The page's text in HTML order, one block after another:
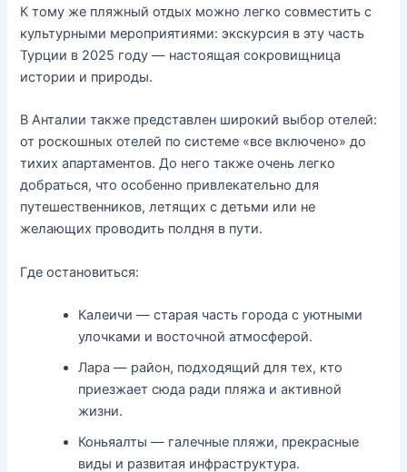
К тому же пляжный отдых можно легко совместить с
культурными мероприятиями: экскурсия в эту часть
Турции в 2025 году — настоящая сокровищница
истории и природы.
В Анталии также представлен широкий выбор отелей:
от роскошных отелей по системе «все включено» до
тихих апартаментов. До него также очень легко
добраться, что особенно привлекательно для
путешественников, летящих с детьми или не
желающих проводить полдня в пути.
Где остановиться:
Калеичи — старая часть города с уютными
улочками и восточной атмосферой.
Лара — район, подходящий для тех, кто
приезжает сюда ради пляжа и активной
жизни.
Коньяалты — галечные пляжи, прекрасные
виды и развитая инфраструктура.